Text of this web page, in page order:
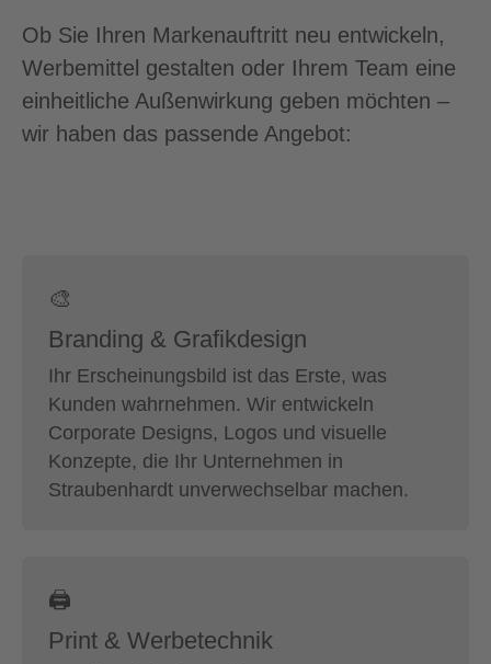
Ob Sie Ihren Markenauftritt neu entwickeln,
Werbemittel gestalten oder Ihrem Team eine
einheitliche Außenwirkung geben möchten –
wir haben das passende Angebot:
🎨
Branding & Grafikdesign
Ihr Erscheinungsbild ist das Erste, was
Kunden wahrnehmen. Wir entwickeln
Corporate Designs, Logos und visuelle
Konzepte, die Ihr Unternehmen in
Straubenhardt unverwechselbar machen.
🖨
Print & Werbetechnik